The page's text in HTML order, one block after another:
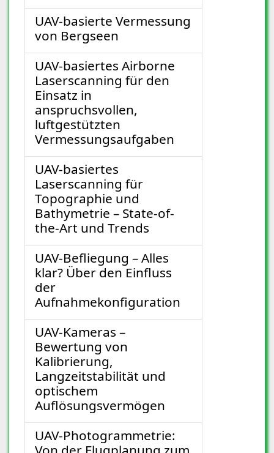
UAV-basierte Vermessung
von Bergseen
UAV-basiertes Airborne
Laserscanning für den
Einsatz in
anspruchsvollen,
luftgestützten
Vermessungsaufgaben
UAV-basiertes
Laserscanning für
Topographie und
Bathymetrie – State-of-
the-Art und Trends
UAV-Befliegung – Alles
klar? Über den Einfluss
der
Aufnahmekonfiguration
UAV-Kameras –
Bewertung von
Kalibrierung,
Langzeitstabilität und
optischem
Auflösungsvermögen
UAV-Photogrammetrie: